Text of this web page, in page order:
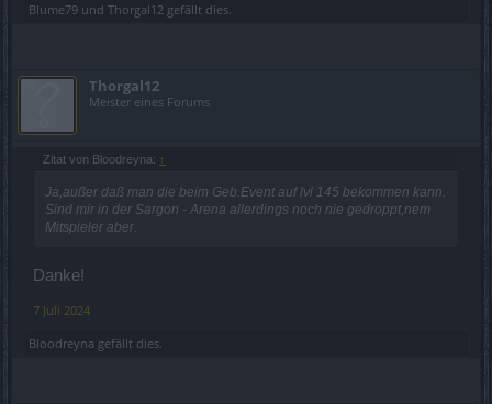
Blume79 und Thorgal12 gefällt dies.
Thorgal12
Meister eines Forums
Zitat von Bloodreyna: ↑
Ja,außer daß man die beim Geb.Event auf lvl 145 bekommen kann.
Sind mir in der Sargon - Arena allerdings noch nie gedroppt,nem
Mitspieler aber.
Danke!
7 Juli 2024
Bloodreyna gefällt dies.